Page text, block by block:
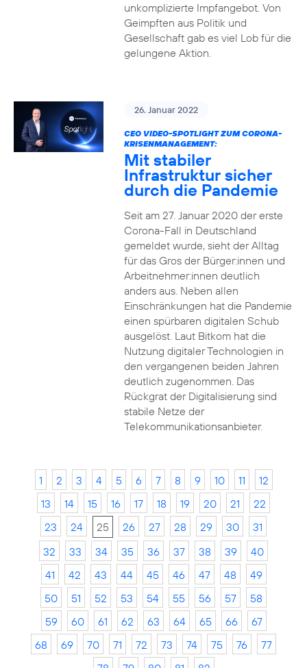
unkomplizierte Impfangebot. Von
Geimpften aus Politik und
Gesellschaft gab es viel Lob für die
gelungene Aktion.
26. Januar 2022
CEO VIDEO-SPOTLIGHT ZUM CORONA-
KRISENMANAGEMENT:
Mit stabiler
Infrastruktur sicher
durch die Pandemie
Seit am 27. Januar 2020 der erste
Corona-Fall in Deutschland
gemeldet wurde, sieht der Alltag
für das Gros der Bürger:innen und
Arbeitnehmer:innen deutlich
anders aus. Neben allen
Einschränkungen hat die Pandemie
einen spürbaren digitalen Schub
ausgelöst. Laut Bitkom hat die
Nutzung digitaler Technologien in
den vergangenen beiden Jahren
deutlich zugenommen. Das
Rückgrat der Digitalisierung sind
stabile Netze der
Telekommunikationsanbieter.
1 2 3 4 5 6 7 8 9 10 11
12
13
14 15 16 17 18 19 20 21
22
23
24 25 26 27 28 29 30
31
32
33 34 35 36 37 38 39
40
41
42 43 44 45 46 47 48
49
50
51 52 53 54 55 56 57
58
59
60 61 62 63 64 65 66
67
68
69 70 71 72 73 74 75 76
77